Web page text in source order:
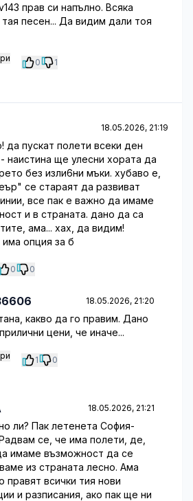
прав си напълно. Всяка
песен... Да видим дали тоя
0 1
18.05.2026, 21:19
да пускат полети всеки ден
наистина ще улесни хората да
без изли6ни мъки. хубаво е,
се стараят да развиват
все пак е важно да имаме
и в страната. дано да са
ама... хах, да видим!
опция за б
0 0
18.05.2026, 21:20
какво да го правим. Дано
цени, че иначе...
1 0
18.05.2026, 21:21
ли? Пак летенета София-
се, че има полети, де,
имаме възможност да се
из страната лесно. Ама
правят всички тия нови
и разписания, ако пак ще ни